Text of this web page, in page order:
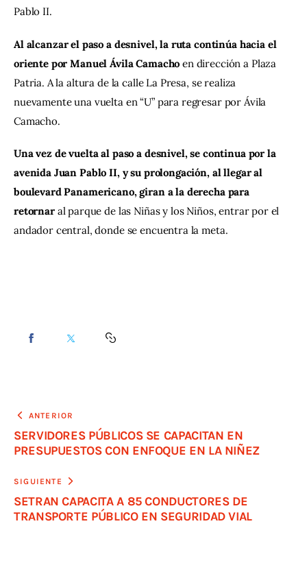
Pablo II.
Al alcanzar el paso a desnivel, la ruta continúa hacia el
oriente por Manuel Ávila Camacho en dirección a Plaza
Patria. A la altura de la calle La Presa, se realiza
nuevamente una vuelta en “U” para regresar por Ávila
Camacho.
Una vez de vuelta al paso a desnivel, se continua por la
avenida Juan Pablo II, y su prolongación, al llegar al
boulevard Panamericano, giran a la derecha para
retornar al parque de las Niñas y los Niños, entrar por el
andador central, donde se encuentra la meta.
ANTERIOR
SERVIDORES PÚBLICOS SE CAPACITAN EN
PRESUPUESTOS CON ENFOQUE EN LA NIÑEZ
SIGUIENTE
SETRAN CAPACITA A 85 CONDUCTORES DE
TRANSPORTE PÚBLICO EN SEGURIDAD VIAL